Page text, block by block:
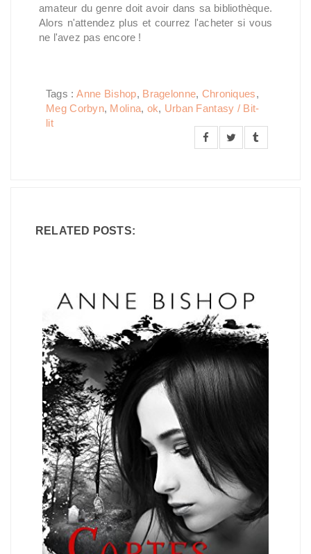
amateur du genre doit avoir dans sa bibliothèque.
Alors n'attendez plus et courrez l'acheter si vous
ne l'avez pas encore !
Tags :Anne Bishop, Bragelonne, Chroniques,
Meg Corbyn, Molina, ok, Urban Fantasy / Bit-
lit
RELATED POSTS: